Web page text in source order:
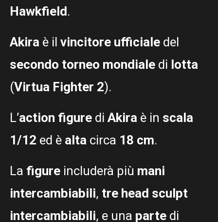
Hawkfield.
Akira è il vincitore ufficiale del
secondo torneo mondiale di lotta
(Virtua Fighter 2).
L’action figure di Akira è in scala
1/12 ed è alta circa 18 cm.
La figure includerà più mani
intercambiabili, tre head sculpt
intercambiabili, e una parte di